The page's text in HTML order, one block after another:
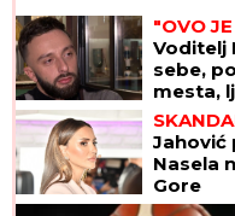
"OVO
Voditelj
sebe,
mesta,
(FOTO)
Jahović
Nasela
Gore